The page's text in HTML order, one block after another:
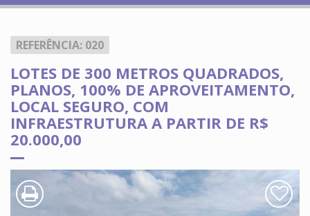
REFERÊNCIA: 020
LOTES DE 300 METROS QUADRADOS,
PLANOS, 100% DE APROVEITAMENTO,
LOCAL SEGURO, COM
INFRAESTRUTURA A PARTIR DE R$
20.000,00